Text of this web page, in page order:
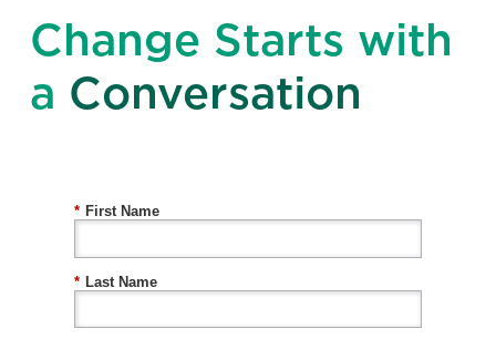
Change Starts with
a Conversation
* First Name
* Last Name